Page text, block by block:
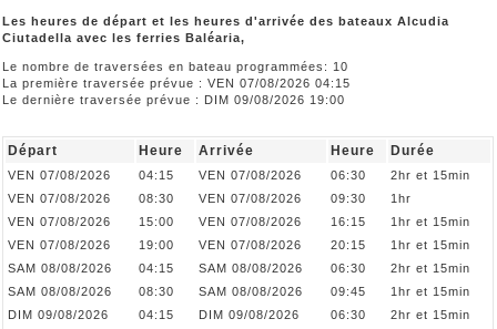
Les heures de départ et les heures d'arrivée des bateaux Alcudia
Ciutadella avec les ferries Baléaria,
Le nombre de traversées en bateau programmées: 10
La première traversée prévue : VEN 07/08/2026 04:15
Le dernière traversée prévue : DIM 09/08/2026 19:00
Départ Heure Arrivée Heure Durée
VEN 07/08/2026 04:15 VEN 07/08/2026 06:30
2hr et 15min
VEN 07/08/2026
08:30 VEN 07/08/2026 09:30
1hr
VEN 07/08/2026
15:00 VEN 07/08/2026 16:15
1hr et 15min
VEN 07/08/2026
19:00 VEN 07/08/2026 20:15
1hr et 15min
SAM 08/08/2026
04:15 SAM 08/08/2026 06:30
2hr et 15min
SAM 08/08/2026
08:30 SAM 08/08/2026 09:45
1hr et 15min
DIM 09/08/2026
04:15 DIM 09/08/2026 06:30
2hr et 15min